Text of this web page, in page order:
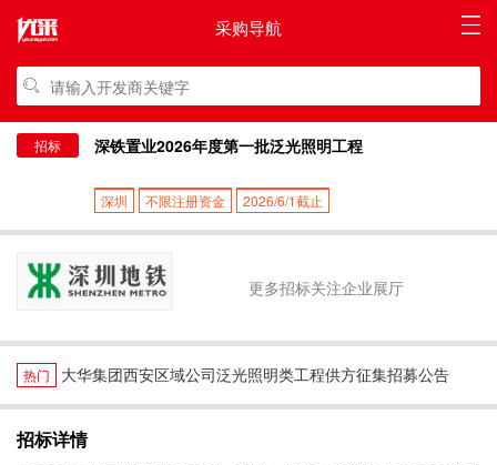
采购导航
招标 深铁置业2026年度第一批泛光照明工程
深圳 不限注册资金 2026/6/1截止
更多招标关注企业展厅
热门 大华集团西安区域公司泛光照明类工程供方征集招募公告
招标详情